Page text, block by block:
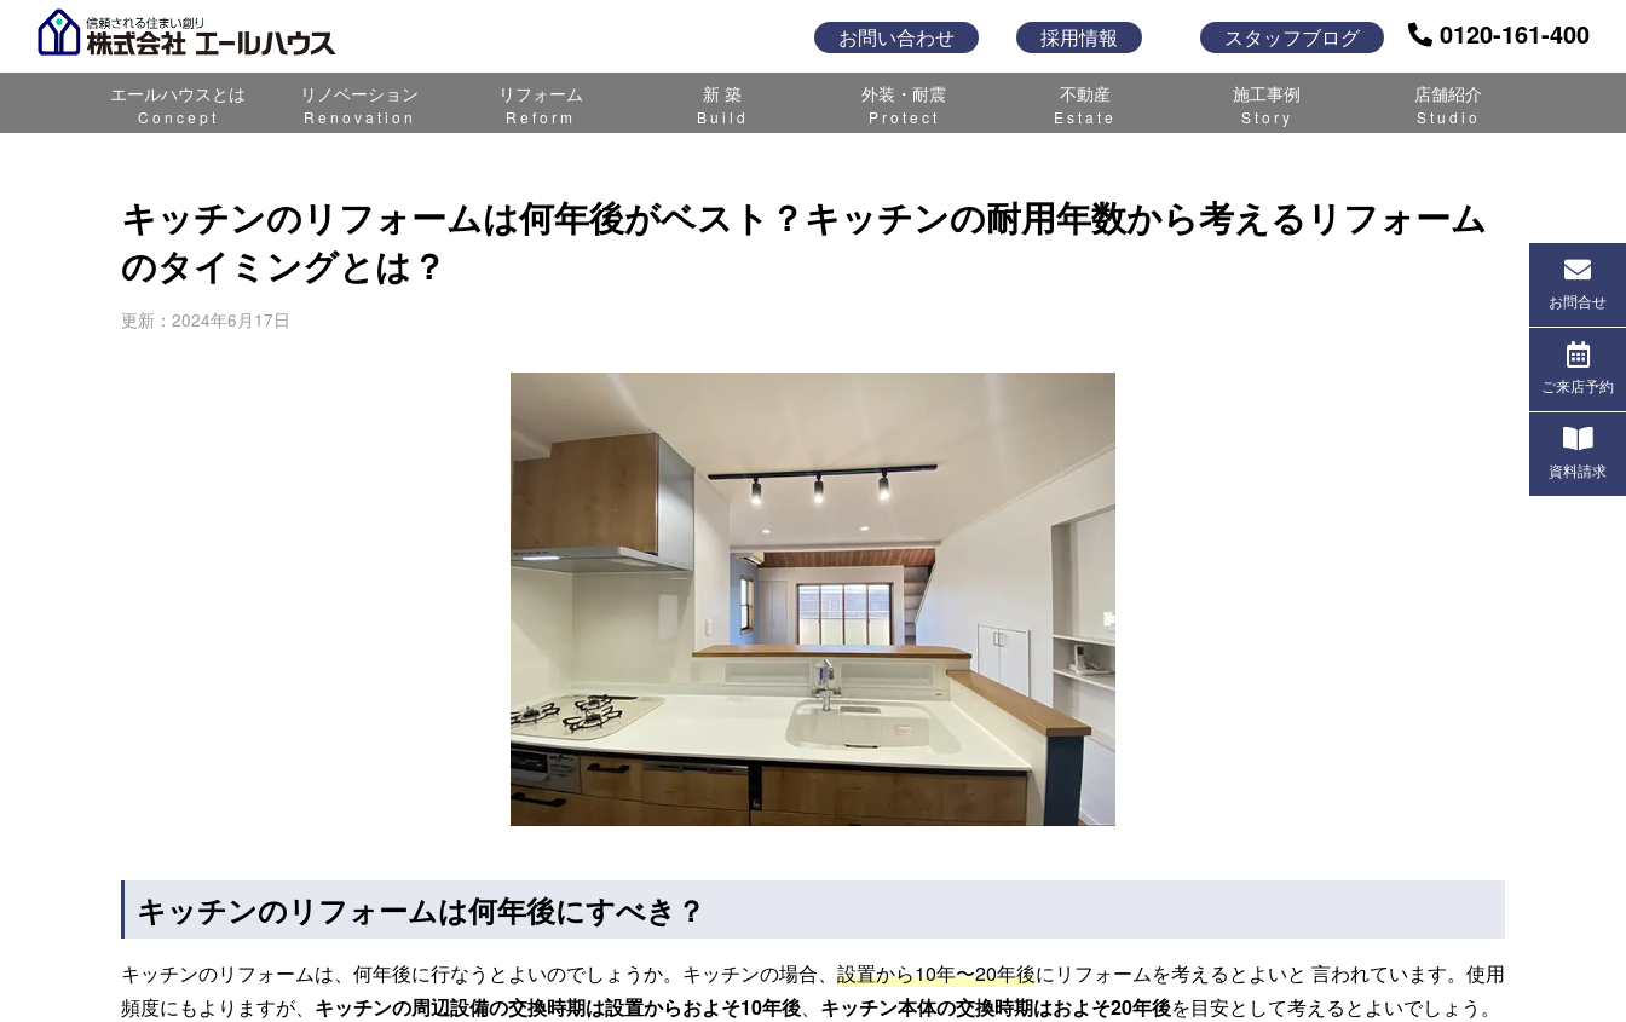
お問い合わせ 採用情報 スタッフブログ 0120-161-400
エールハウスとは
Concept
リノベーション
Renovation
リフォーム
Reform
新 築
Build
外装・耐震
Protect
不動産
Estate
施工事例
Story
店舗紹介
Studio
お問合せ
ご来店予約
資料請求
キッチンのリフォームは何年後がベスト？キッチンの耐用年数から考えるリフォーム
のタイミングとは？
更新：2024年6月17日
キッチンのリフォームは何年後にすべき？
キッチンのリフォームは、何年後に行なうとよいのでしょうか。キッチンの場合、 設置から10年〜20年後にリフォームを考えるとよいと 言われています。使用
頻度にもよりますが、 キッチンの周辺設備の交換時期は設置からおよそ10年後、 キッチン本体の交換時期はおよそ20年後を目安として考えるとよいでしょう。